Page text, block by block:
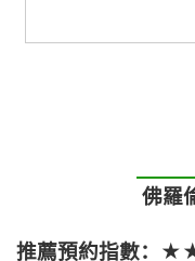
佛羅
推薦預約指數：